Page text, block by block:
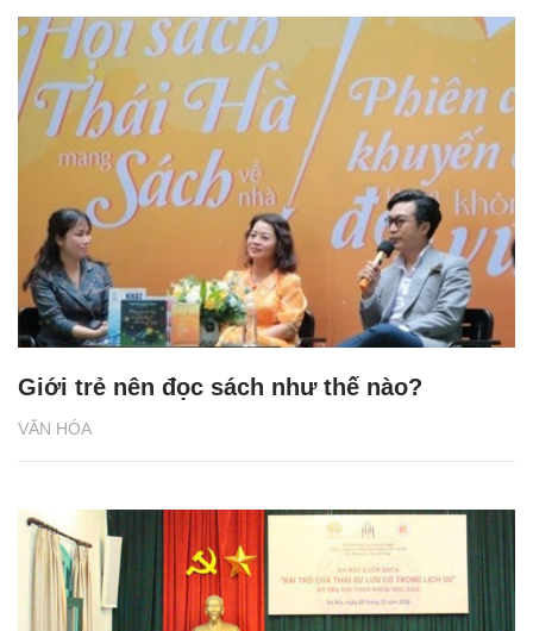
VĂN HÓA
Giới trẻ nên đọc sách như thế nào?